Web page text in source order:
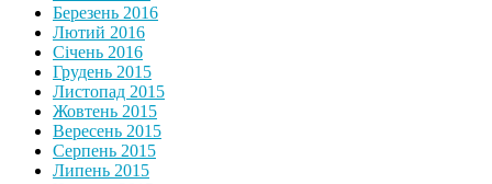
Березень 2016
Лютий 2016
Січень 2016
Грудень 2015
Листопад 2015
Жовтень 2015
Вересень 2015
Серпень 2015
Липень 2015